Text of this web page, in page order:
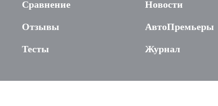
Сравнение
Отзывы
Тесты
Новости
АвтоПремьеры
Журнал